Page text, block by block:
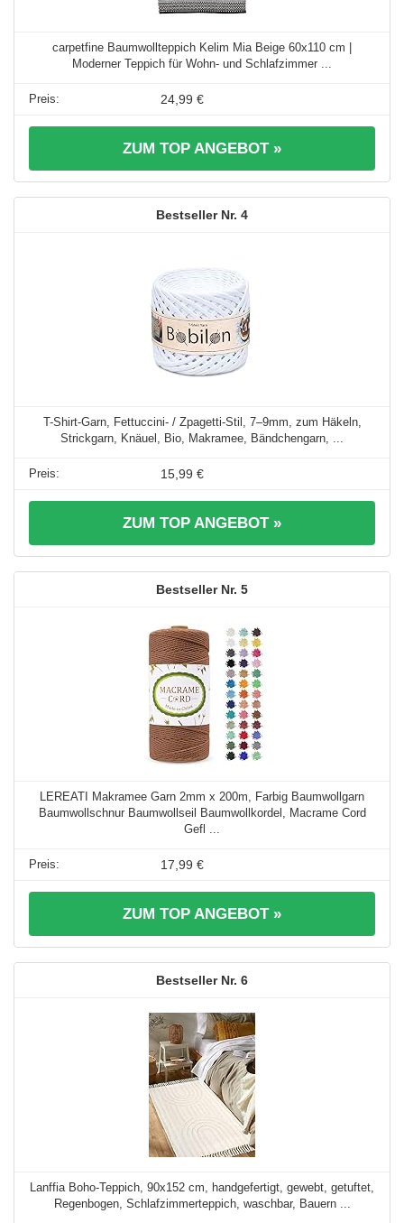
carpetfine Baumwollteppich Kelim Mia Beige 60x110 cm |
Moderner Teppich für Wohn- und Schlafzimmer ...
24,99 €
ZUM TOP ANGEBOT »
4
T-Shirt-Garn, Fettuccini- / Zpagetti-Stil, 7–9mm, zum Häkeln,
Strickgarn, Knäuel, Bio, Makramee, Bändchengarn, ...
15,99 €
ZUM TOP ANGEBOT »
5
LEREATI Makramee Garn 2mm x 200m, Farbig Baumwollgarn
Baumwollschnur Baumwollseil Baumwollkordel, Macrame Cord
Gefl ...
17,99 €
ZUM TOP ANGEBOT »
6
Lanffia Boho-Teppich, 90x152 cm, handgefertigt, gewebt, getuftet,
Regenbogen, Schlafzimmerteppich, waschbar, Bauern ...